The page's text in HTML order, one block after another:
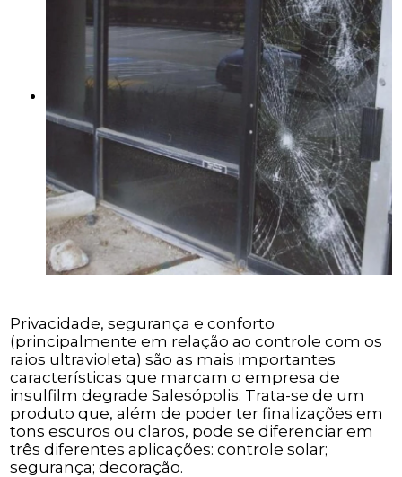
Privacidade, segurança e conforto
(principalmente em relação ao controle com os
raios ultravioleta) são as mais importantes
características que marcam o empresa de
insulfilm degrade Salesópolis. Trata-se de um
produto que, além de poder ter finalizações em
tons escuros ou claros, pode se diferenciar em
três diferentes aplicações: controle solar;
segurança; decoração.